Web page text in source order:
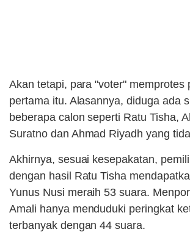
Akan tetapi, para "voter" memprotes
pertama itu. Alasannya, diduga ada
beberapa calon seperti Ratu Tisha,
Suratno dan Ahmad Riyadh yang
Akhirnya, sesuai kesepakatan,
dengan hasil Ratu Tisha
Yunus Nusi meraih 53 suara.
Amali hanya menduduki peringkat
terbanyak dengan 44 suara.